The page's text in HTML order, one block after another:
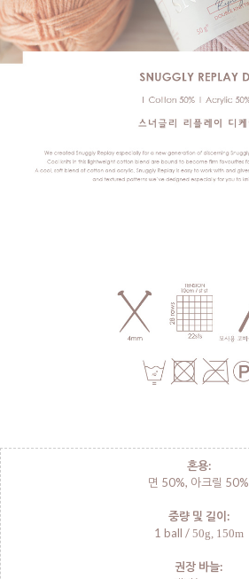
혼용:
면 50%, 아크릴 50%
중량 및 길이:
1 ball / 50g, 150m
권장 바늘: